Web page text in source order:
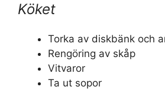
Köket
Torka av diskbänk och
Rengöring av skåp
Vitvaror
Ta ut sopor